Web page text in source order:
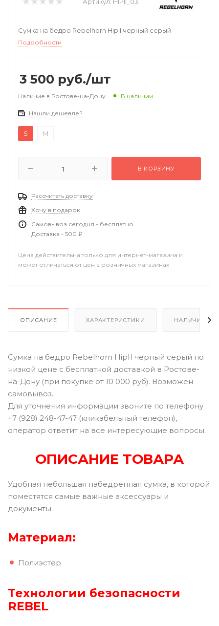
Артикул: HIPII_03
Сумка на бедро Rebelhorn HipII черный серый
Подробности
3 500 руб./шт
Наличие в Ростове-на-Дону В наличии
Нашли дешевле?
S M
В КОРЗИНУ
Рассчитать доставку
Хочу в подарок
Самовывоз сегодня - бесплатно
Доставка - 500 ₽
Цена действительна только для интернет-магазина и
может отличаться от цен в розничных магазинах
ОПИСАНИЕ ХАРАКТЕРИСТИКИ НАЛИЧИЕ В
Сумка на бедро Rebelhorn HipII черный серый по
низкой цене с бесплатной доставкой в Ростове-
на-Дону (при покупке от 10 000 руб). Возможен
самовывоз.
Для уточнения информации звоните по телефону
+7 (928) 248-47-47 (кликабельный телефон),
оператор ответит на все интересующие вопросы.
ОПИСАНИЕ ТОВАРА
Удобная небольшая набедренная сумка, в которой
поместятся самые важные аксессуары и
документы.
Материал:
Полиэстер
Технологии безопасности
REBEL